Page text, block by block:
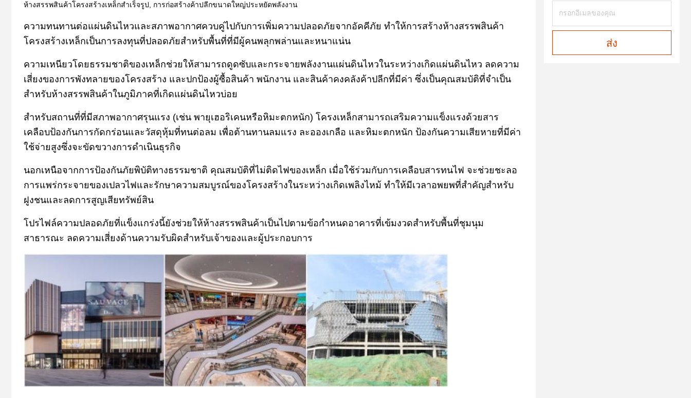
ห้างสรรพสินค้าโครงสร้างเหล็กสำเร็จรูป, การก่อสร้างค้าปลีกขนาดใหญ่ประหยัดพลังงาน
ความทนทานต่อแผ่นดินไหวและสภาพอากาศควบคู่ไปกับการเพิ่มความปลอดภัยจากอัคคีภัย ทำให้การสร้างห้างสรรพสินค้า
โครงสร้างเหล็กเป็นการลงทุนที่ปลอดภัยสำหรับพื้นที่ที่มีผู้คนพลุกพล่านและหนาแน่น
ความเหนียวโดยธรรมชาติของเหล็กช่วยให้สามารถดูดซับและกระจายพลังงานแผ่นดินไหวในระหว่างเกิดแผ่นดินไหว ลดความ
เสี่ยงของการพังทลายของโครงสร้าง และปกป้องผู้ซื้อสินค้า พนักงาน และสินค้าคงคลังค้าปลีกที่มีค่า ซึ่งเป็นคุณสมบัติที่จำเป็น
สำหรับห้างสรรพสินค้าในภูมิภาคที่เกิดแผ่นดินไหวบ่อย
สำหรับสถานที่ที่มีสภาพอากาศรุนแรง (เช่น พายุเฮอริเคนหรือหิมะตกหนัก) โครงเหล็กสามารถเสริมความแข็งแรงด้วยสาร
เคลือบป้องกันการกัดกร่อนและวัสดุหุ้มที่ทนต่อลม เพื่อต้านทานลมแรง ละอองเกลือ และหิมะตกหนัก ป้องกันความเสียหายที่มีค่า
ใช้จ่ายสูงซึ่งจะขัดขวางการดำเนินธุรกิจ
นอกเหนือจากการป้องกันภัยพิบัติทางธรรมชาติ คุณสมบัติที่ไม่ติดไฟของเหล็ก เมื่อใช้ร่วมกับการเคลือบสารทนไฟ จะช่วยชะลอ
การแพร่กระจายของเปลวไฟและรักษาความสมบูรณ์ของโครงสร้างในระหว่างเกิดเพลิงไหม้ ทำให้มีเวลาอพยพที่สำคัญสำหรับ
ฝูงชนและลดการสูญเสียทรัพย์สิน
โปรไฟล์ความปลอดภัยที่แข็งแกร่งนี้ยังช่วยให้ห้างสรรพสินค้าเป็นไปตามข้อกำหนดอาคารที่เข้มงวดสำหรับพื้นที่ชุมนุม
สาธารณะ ลดความเสี่ยงด้านความรับผิดสำหรับเจ้าของและผู้ประกอบการ
ส่ง